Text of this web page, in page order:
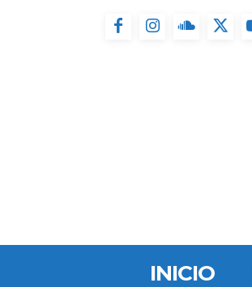
INICIO